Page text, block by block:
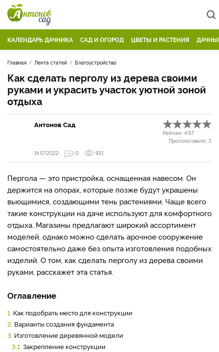
КАЛЕНДАРЬ ДАЧНИКА САД И ОГОРОД ЦВЕТЫ И РАСТЕНИЯ
Главная Лента статей Благоустройство
Как сделать перголу из дерева своими
руками и украсить участок уютной зоной
отдыха
Антонов Сад
Рейтинг: 4.67
Проголосовало: 3
14.07.2022
0 921
Пергола — это пристройка, оснащенная навесом. Он
держится на опорах, которые позже будут украшены
вьющимися, создающими тень растениями. Чаще всего
такие конструкции на даче используют для комфортного
отдыха. Магазины предлагают широкий ассортимент
моделей, однако можно сделать арочное сооружение
самостоятельно даже без опыта изготовления подобных
изделий. О том, как сделать перголу из дерева своими
руками, расскажет эта статья.
Оглавление
1. Как подобрать место для конструкции
2. Варианты создания фундамента
3. Изготовление деревянной модели
3.1. Закрепление конструкции